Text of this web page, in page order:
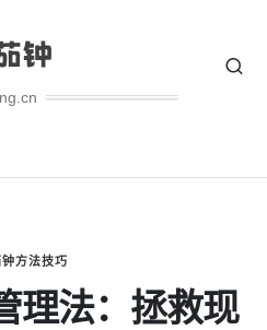
方法技巧
理法：拯救现